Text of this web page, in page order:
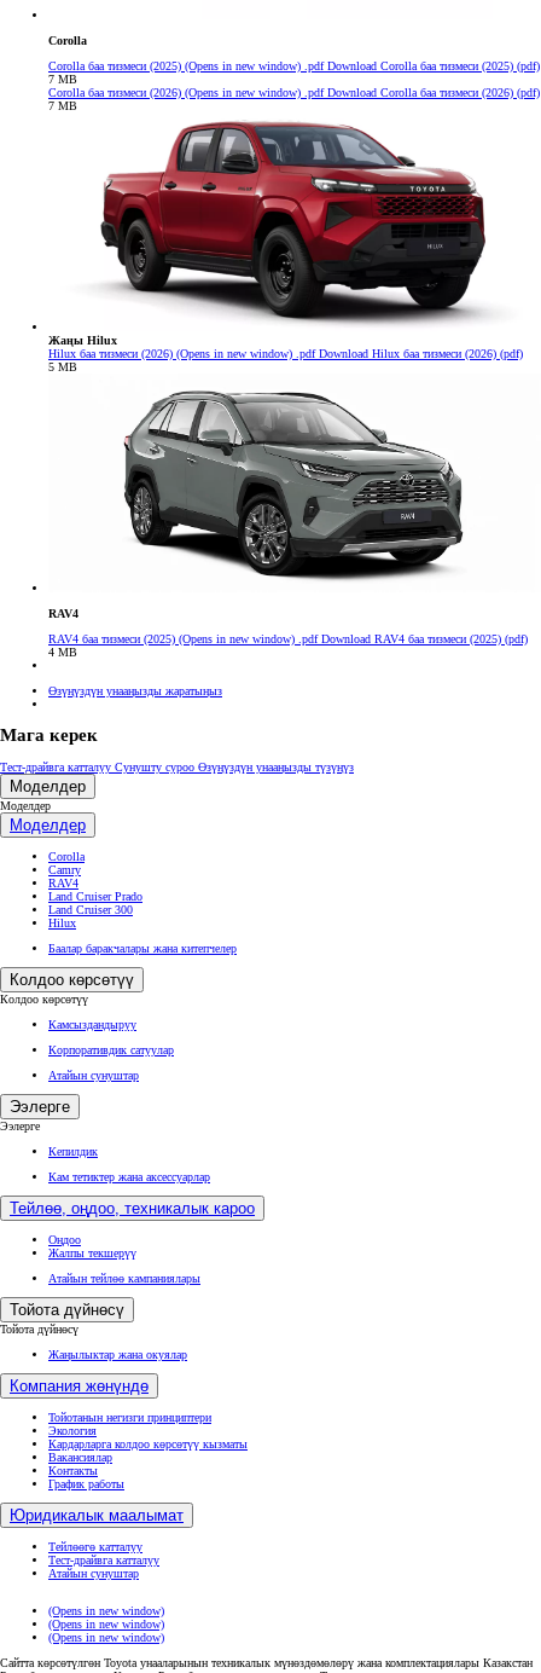
Corolla
Corolla баа тизмеси (2025) (Opens in new window) .pdfDownload Corolla баа тизмеси (2025) (pdf)
7 MB
Corolla баа тизмеси (2026) (Opens in new window) .pdfDownload Corolla баа тизмеси (2026) (pdf)
7 MB
Жаңы Hilux
Hilux баа тизмеси (2026) (Opens in new window) .pdfDownload Hilux баа тизмеси (2026) (pdf)
5 MB
RAV4
RAV4 баа тизмеси (2025) (Opens in new window) .pdfDownload RAV4 баа тизмеси (2025) (pdf)
4 MB
Өзүңүздүн унааңызды жаратыңыз
Мага керек
Тест-драйвга катталуу Сунушту суроо Өзүңүздүн унааңызды түзүңүз
Моделдер
Моделдер
Моделдер
Corolla
Camry
RAV4
Land Cruiser Prado
Land Cruiser 300
Hilux
Баалар баракчалары жана китепчелер
Колдоо көрсөтүү
Колдоо көрсөтүү
Камсыздандыруу
Корпоративдик сатуулар
Атайын сунуштар
Ээлерге
Ээлерге
Кепилдик
Кам тетиктер жана аксессуарлар
Тейлөө, оңдоо, техникалык кароо
Оңдоо
Жалпы текшерүү
Атайын тейлөө кампаниялары
Тойота дүйнөсү
Тойота дүйнөсү
Жаңылыктар жана окуялар
Компания жөнүндө
Тойотанын негизги принциптери
Экология
Кардарларга колдоо көрсөтүү кызматы
Вакансиялар
Контакты
График работы
Юридикалык маалымат
Тейлөөгө катталуу
Тест-драйвга катталуу
Атайын сунуштар
(Opens in new window)
(Opens in new window)
(Opens in new window)
Сайтта көрсөтүлгөн Toyota унааларынын техникалык мүнөздөмөлөрү жана комплектациялары Казакстан